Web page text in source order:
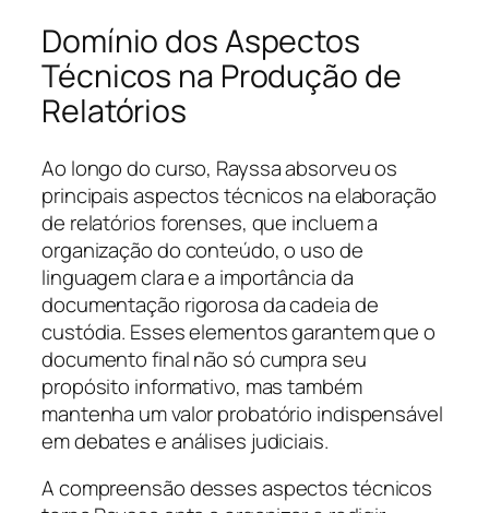
Domínio dos Aspectos
Técnicos na Produção de
Relatórios
Ao longo do curso, Rayssa absorveu os
principais aspectos técnicos na elaboração
de relatórios forenses, que incluem a
organização do conteúdo, o uso de
linguagem clara e a importância da
documentação rigorosa da cadeia de
custódia. Esses elementos garantem que o
documento final não só cumpra seu
propósito informativo, mas também
mantenha um valor probatório indispensável
em debates e análises judiciais.
A compreensão desses aspectos técnicos